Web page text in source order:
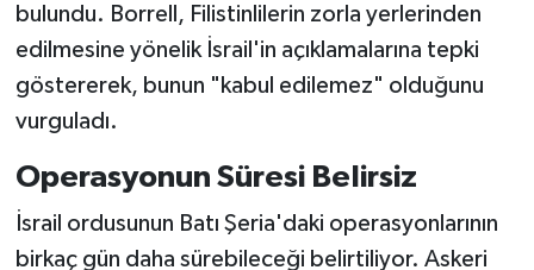
bulundu. Borrell, Filistinlilerin zorla yerlerinden
edilmesine yönelik İsrail'in açıklamalarına tepki
göstererek, bunun "kabul edilemez" olduğunu
vurguladı.
Operasyonun Süresi Belirsiz
İsrail ordusunun Batı Şeria'daki operasyonlarının
birkaç gün daha sürebileceği belirtiliyor. Askeri